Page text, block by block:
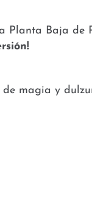
Planta Baja de
magia y